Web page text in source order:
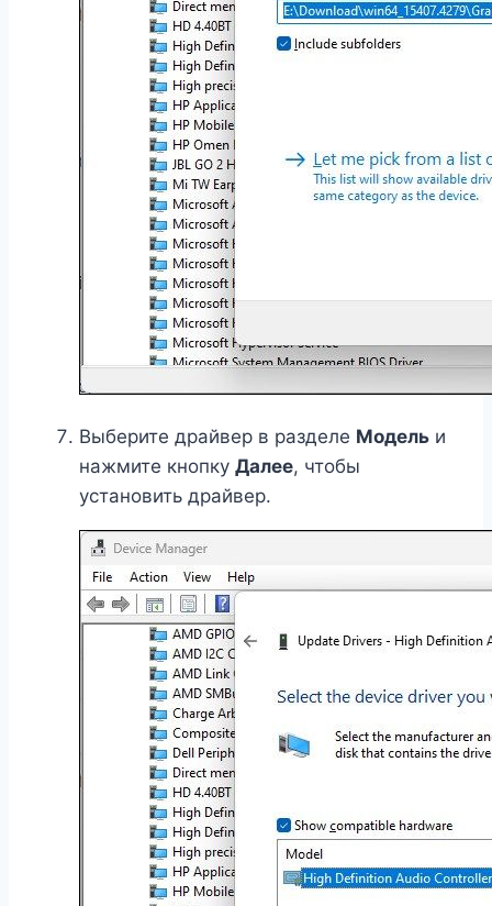
Выберите драйвер в разделе Модель и
нажмите кнопку Далее, чтобы
установить драйвер.